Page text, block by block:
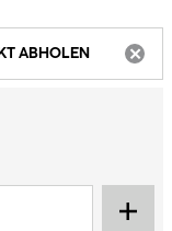
ABHOLEN